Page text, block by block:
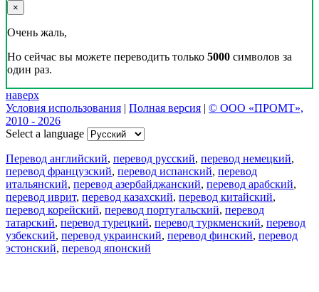
×
Очень жаль,
Но сейчас вы можете переводить только 5000 символов за
один раз.
наверх
Условия использования | Полная версия | © ООО «ПРОМТ»,
2010 - 2026
Select a language
Перевод английский, перевод русский, перевод немецкий,
перевод французский, перевод испанский, перевод
итальянский, перевод азербайджанский, перевод арабский,
перевод иврит, перевод казахский, перевод китайский,
перевод корейский, перевод португальский, перевод
татарский, перевод турецкий, перевод туркменский, перевод
узбекский, перевод украинский, перевод финский, перевод
эстонский, перевод японский